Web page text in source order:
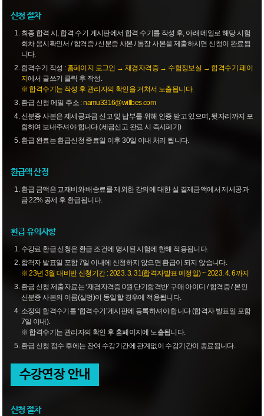
신청 절차
최종 합격 시, 합격 수기 게시판에서 합격 수기를 작성 후, 아래 메일로 해당 시험
회차 응시확인서 / 합격증 / 신분증 사본 / 통장 사본을 제출하시면 신청이 완료됩
니다.
합격수기 작성 : 홈페이지 로그인 → 재경자격증 → 수험정보실 → 합격수기 페이
지에서 글쓰기 클릭 후 작성.
※ 합격수기는 작성 후 관리자의 확인을 거쳐서 노출됩니다.
환급 신청 메일 주소 :namu3316@willbes.com
신분증 사본은 제세공과금 신고 및 납부를 위해 인증 받고 있으며, 뒷자리까지 포
함하여 보내주셔야 합니다.(세금신고 완료 시 즉시폐기)
환급 완료는 환급신청 종료일 이후 30일 이내 처리 됩니다.
환급액 산정
환급 금액은 교재비와 배송료를 제외한 강의에 대한 실 결제금액에서 제세공과
금 22% 공제 후 환급됩니다.
환급 유의사항
수강료 환급 신청은 환급 조건에 명시된 시험에 한해 적용됩니다.
합격자 발표일 포함 7일 이내에 신청하지 않으면 환급이 되지 않습니다.
※ 23년 3월 대비반 신청기간 : 2023. 3. 31(합격자발표 예정일) ~ 2023. 4. 6까지
환금 신청 제출자료는 ‘재경자격증 0원 단기합격반’ 구매 아이디 / 합격증 / 본인
신분증 사본의 이름(실멍)이 동일할 경우에 적용됩니다.
소정의 합격수기를 ‘합격수기’게시판에 등록하셔야 합니다.(합격자 발표일 포함
7일 이내).
※ 합격수기는 관리자의 확인 후 홈페이지에 노출됩니다.
환급 신청 접수 후에는 잔여 수강기간에 관계없이 수강기간이 종료됩니다.
수강연장 안내
신청 절차